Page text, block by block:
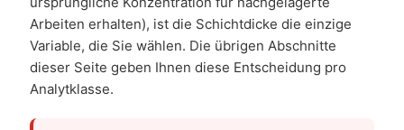
Arbeiten erhalten), ist die Schichtdicke die einzige
Variable, die Sie wählen. Die übrigen Abschnitte
dieser Seite geben Ihnen diese Entscheidung pro
Analytklasse.